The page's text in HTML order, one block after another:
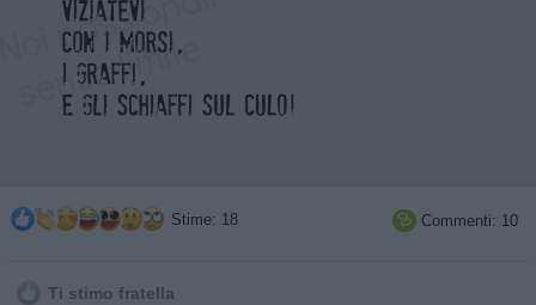
Stime: 18  Commenti: 10
Ti stimo fratella